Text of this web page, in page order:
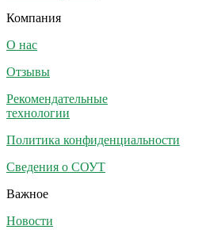
Компания
О нас
Отзывы
Рекомендательные
технологии
Политика конфиденциальности
Сведения о СОУТ
Важное
Новости